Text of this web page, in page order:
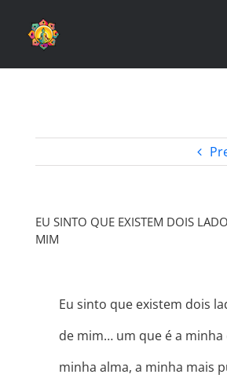
EU SINTO QUE EXISTEM DOIS
MIM
Eu sinto que existem dois
de mim… um que é a minha
minha alma, a minha mais